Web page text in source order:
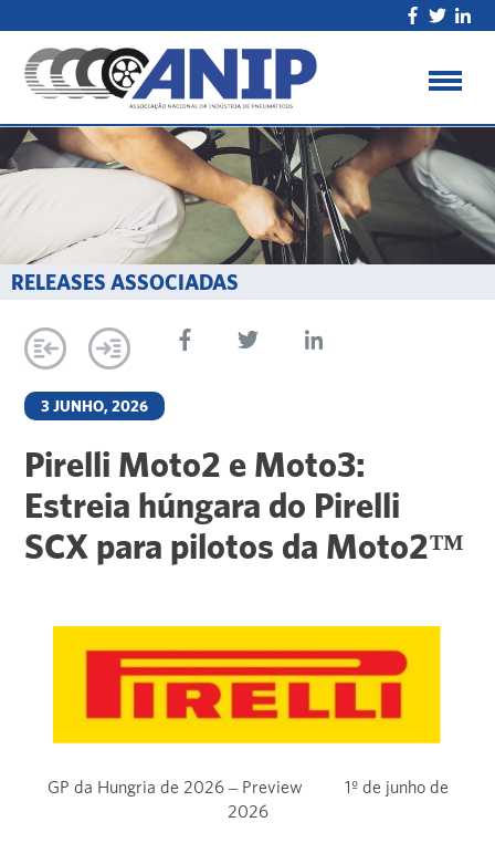
RELEASES ASSOCIADAS
3 JUNHO, 2026
Pirelli Moto2 e Moto3:
Estreia húngara do Pirelli
SCX para pilotos da Moto2™
GP da Hungria de 2026 – Preview 1º de junho de
2026